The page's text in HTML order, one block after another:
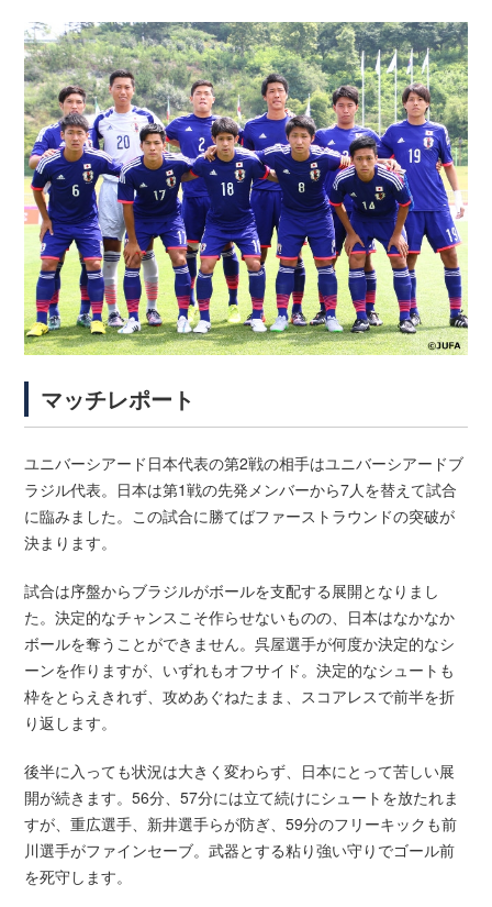
マッチレポート
ユニバーシアード日本代表の第2戦の相手はユニバーシアードブ
ラジル代表。日本は第1戦の先発メンバーから7人を替えて試合
に臨みました。この試合に勝てばファーストラウンドの突破が
決まります。
試合は序盤からブラジルがボールを支配する展開となりまし
た。決定的なチャンスこそ作らせないものの、日本はなかなか
ボールを奪うことができません。呉屋選手が何度か決定的なシ
ーンを作りますが、いずれもオフサイド。決定的なシュートも
枠をとらえきれず、攻めあぐねたまま、スコアレスで前半を折
り返します。
後半に入っても状況は大きく変わらず、日本にとって苦しい展
開が続きます。56分、57分には立て続けにシュートを放たれま
すが、重広選手、新井選手らが防ぎ、59分のフリーキックも前
川選手がファインセーブ。武器とする粘り強い守りでゴール前
を死守します。